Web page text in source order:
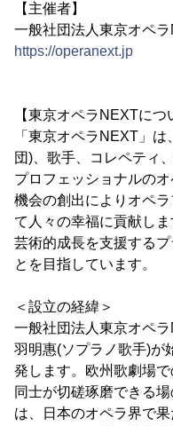
【主催者】
一般社団法人東京オペ
https://operanext.jp
【東京オペラNEXTにつ
「東京オペラNEXT」
団)、歌手、コレペティ
プロフェッショナルの
機会の創出によりオペ
て人々の幸福に貢献し
芸術的成長を支援する
とを目指しています。
＜設立の経緯＞
一般社団法人東京オペ
羽明惠(ソプラノ歌手)が
発します。欧州歌劇場
同士が切磋琢磨できる
は、日本のオペラ界で